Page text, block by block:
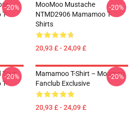
-20%
MooMoo Mustache
NTMD2906 Mamamoo T-
Shirts
20,93 £ - 24,09 £
-20%
Tour
-20%
Mamamoo T-Shirt – Moomoo
Fanclub Exclusive
20,93 £ - 24,09 £
-20%